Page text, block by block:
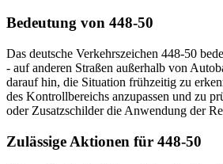
Bedeutung von 448-50
Das deutsche Verkehrszeichen 448-50
- auf anderen Straßen außerhalb von
darauf hin, die Situation frühzeitig zu
des Kontrollbereichs anzupassen und zu
oder Zusatzschilder die Anwendung der
Zulässige Aktionen für 448-50